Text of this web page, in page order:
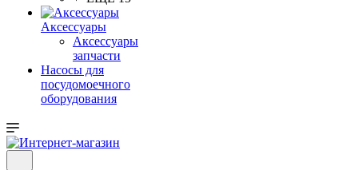
Аксессуары
Аксессуары
запчасти
Насосы для
посудомоечного
оборудования